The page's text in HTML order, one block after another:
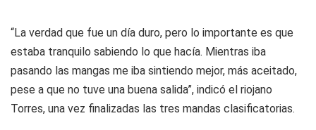
“La verdad que fue un día duro, pero lo importante es que
estaba tranquilo sabiendo lo que hacía. Mientras iba
pasando las mangas me iba sintiendo mejor, más aceitado,
pese a que no tuve una buena salida”, indicó el riojano
Torres, una vez finalizadas las tres mandas clasificatorias.